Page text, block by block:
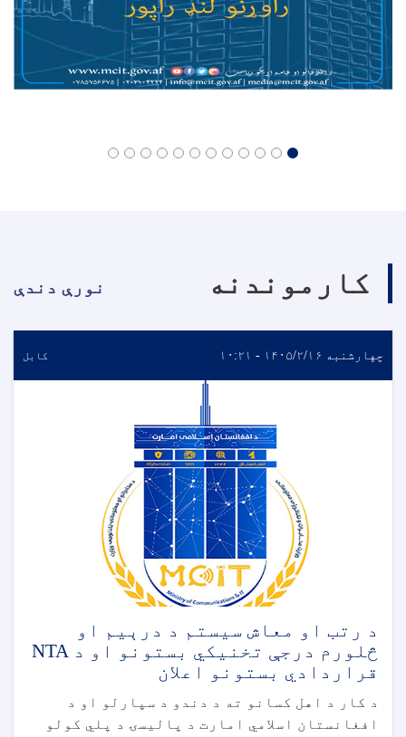
کارموندنه نورې دندې
چهارشنبه ۱۴۰۵/۲/۱۶ - ۱۰:۲۱ کابل
د رتب او معاش سیستم د درېیم او
څلورم درجې تخنیکي بستونو او د NTA
قراردادي بستونو اعلان
د کار د اهل کسانو ته د دندو د سپارلو او د
افغانستان اسلامي امارت د پالیسۍ د پلي کولو